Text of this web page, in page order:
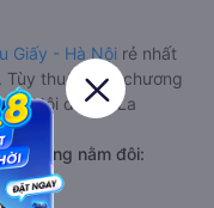
Giấy - Hà Nội rẻ nhất
Tùy thuộc vào chương
Nội đi Sơn La
giường nằm đôi: